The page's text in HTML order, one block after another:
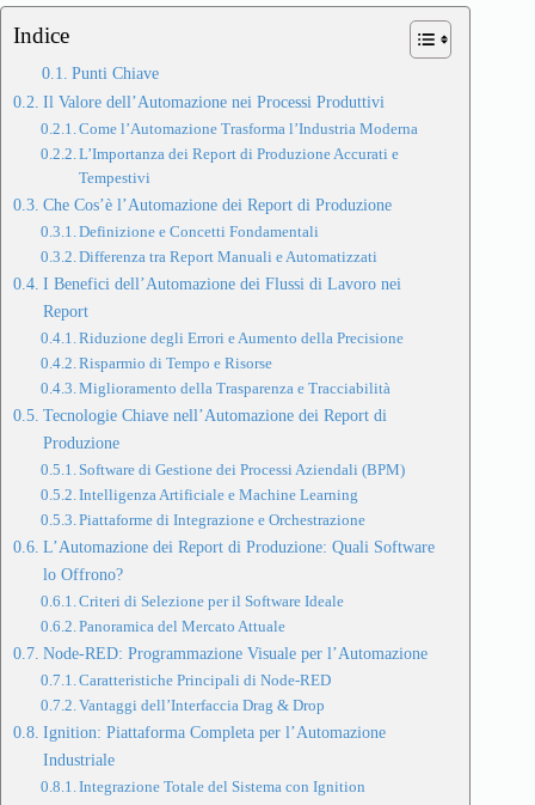
Indice
Punti Chiave
Il Valore dell’Automazione nei Processi Produttivi
Come l’Automazione Trasforma l’Industria Moderna
L’Importanza dei Report di Produzione Accurati e
Tempestivi
Che Cos’è l’Automazione dei Report di Produzione
Definizione e Concetti Fondamentali
Differenza tra Report Manuali e Automatizzati
I Benefici dell’Automazione dei Flussi di Lavoro nei
Report
Riduzione degli Errori e Aumento della Precisione
Risparmio di Tempo e Risorse
Miglioramento della Trasparenza e Tracciabilità
Tecnologie Chiave nell’Automazione dei Report di
Produzione
Software di Gestione dei Processi Aziendali (BPM)
Intelligenza Artificiale e Machine Learning
Piattaforme di Integrazione e Orchestrazione
L’Automazione dei Report di Produzione: Quali Software
lo Offrono?
Criteri di Selezione per il Software Ideale
Panoramica del Mercato Attuale
Node-RED: Programmazione Visuale per l’Automazione
Caratteristiche Principali di Node-RED
Vantaggi dell’Interfaccia Drag & Drop
Ignition: Piattaforma Completa per l’Automazione
Industriale
Integrazione Totale del Sistema con Ignition